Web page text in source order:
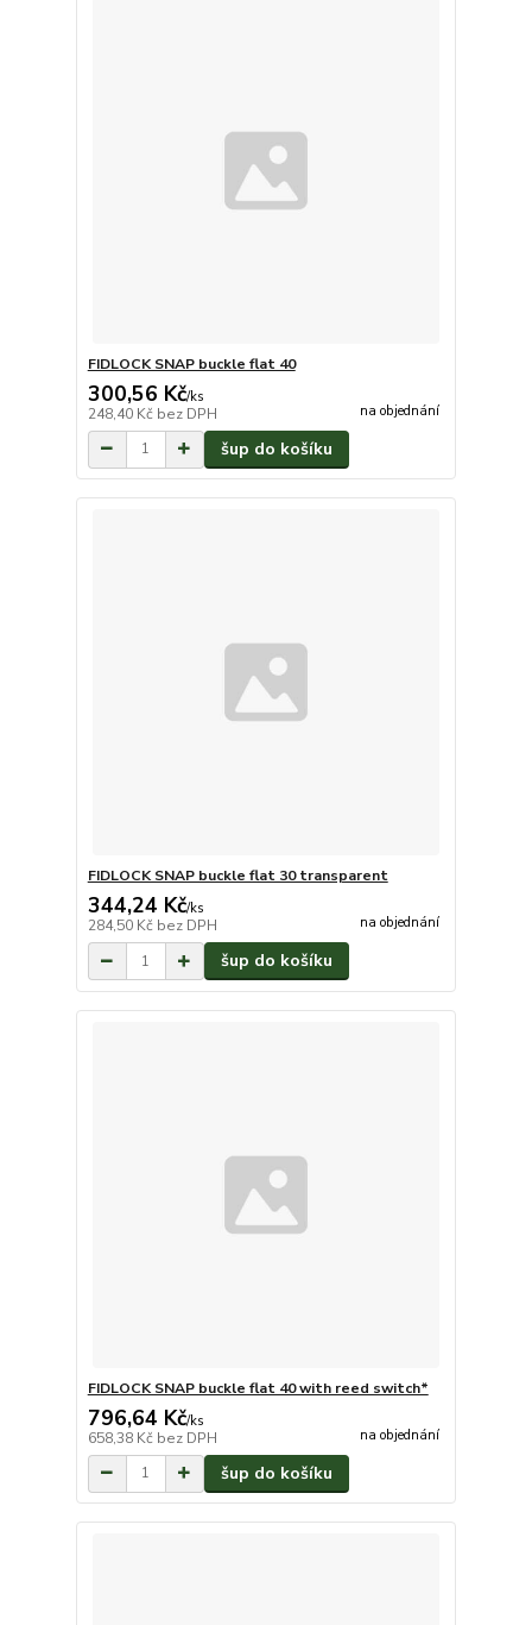
FIDLOCK SNAP buckle flat 40
300,56 Kč/ks
248,40 Kč bez DPH na objednání
šup do košíku
FIDLOCK SNAP buckle flat 30 transparent
344,24 Kč/ks
284,50 Kč bez DPH na objednání
šup do košíku
FIDLOCK SNAP buckle flat 40 with reed switch*
796,64 Kč/ks
658,38 Kč bez DPH na objednání
šup do košíku